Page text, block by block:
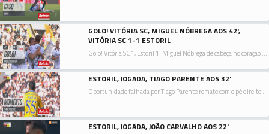
GOLO! VITÓRIA SC, MIGUEL NÓBREGA AOS 42',
VITÓRIA SC 1-1 ESTORIL
Golo! Vitória SC 1, Estoril 1. Miguel Nóbrega de cabeça no coração da área ao lado inferior direito da baliza. Assistência de Nuno Santos depois de um livre.
ESTORIL, JOGADA, TIAGO PARENTE AOS 32'
Oportunidade falhada por Tiago Parente remate com o pé direito no coração da área.
ESTORIL, JOGADA, JOÃO CARVALHO AOS 22'